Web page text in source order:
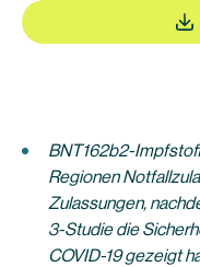
BNT162b2-
Regionen
Zulassungen,
3-Studie die
COVID-19 gezeigt